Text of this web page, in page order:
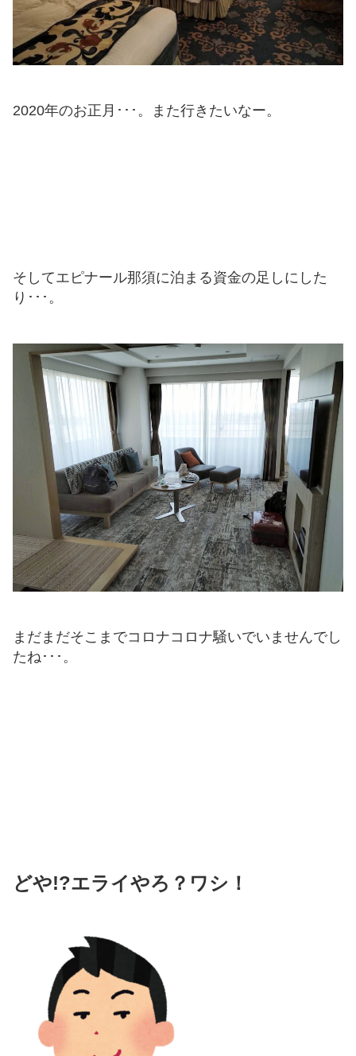
2020年のお正月･･･。また行きたいなー。
そしてエピナール那須に泊まる資金の足しにした
り･･･。
まだまだそこまでコロナコロナ騒いでいませんでし
たね･･･。
どや!?エライやろ？ワシ！